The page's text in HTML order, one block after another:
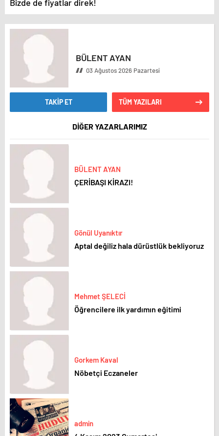
BÜLENT AYAN
03 Ağustos 2026 Pazartesi
TAKİP ET TÜM YAZILARI
DİĞER YAZARLARIMIZ
BÜLENT AYAN
ÇERİBAŞI KİRAZI!
Gönül Uyanıktır
Aptal değiliz hala dürüstlük bekliyoruz
Mehmet ŞELECİ
Öğrencilere ilk yardımın eğitimi
Gorkem Kaval
Nöbetçi Eczaneler
admin
Bizde de fiyatlar direk!